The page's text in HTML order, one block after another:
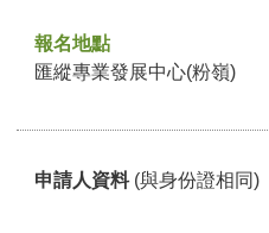
報名地點
匯縱專業發展中心(粉嶺)
申請人資料 (與身份證相同)